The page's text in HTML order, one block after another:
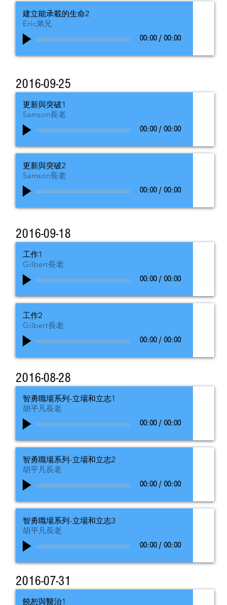
建立能承載的生命2
Eric弟兄
00:00 / 00:00
2016-09-25
更新與突破1
Samson長老
00:00 / 00:00
更新與突破2
Samson長老
00:00 / 00:00
2016-09-18
工作1
Gilbert長老
00:00 / 00:00
工作2
Gilbert長老
00:00 / 00:00
2016-08-28
智勇職場系列-立場和立志1
胡平凡長老
00:00 / 00:00
智勇職場系列-立場和立志2
胡平凡長老
00:00 / 00:00
智勇職場系列-立場和立志3
胡平凡長老
00:00 / 00:00
2016-07-31
饒恕與醫治1